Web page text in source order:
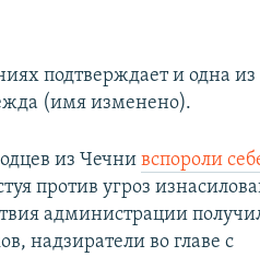
подтверждает и одна
(имя изменено).
из Чечнивспороли
против угроз
администрации
надзиратели во главе с